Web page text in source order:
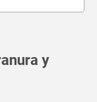
y